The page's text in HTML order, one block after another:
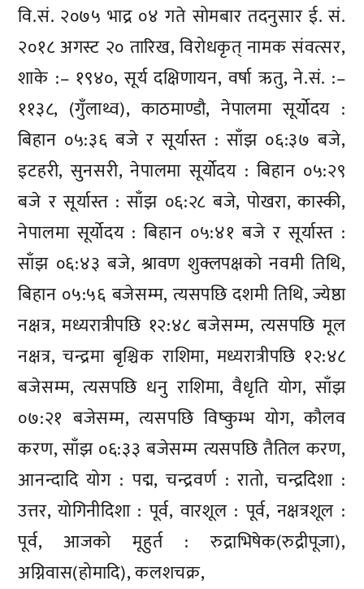
वि.सं. २०७५ भाद्र ०४ गते सोमबार तदनुसार ई. सं.
२०१८ अगस्ट २० तारिख, विरोधकृत् नामक संवत्सर,
शाके :– १९४०, सूर्य दक्षिणायन, वर्षा ऋतु, ने.सं. :–
११३८, (गुँलाथ्व), काठमाण्डौ, नेपालमा सूर्योदय :
बिहान ०५:३६ बजे र सूर्यास्त : साँझ ०६:३७ बजे,
इटहरी, सुनसरी, नेपालमा सूर्योदय : बिहान ०५:२९
बजे र सूर्यास्त : साँझ ०६:२८ बजे, पोखरा, कास्की,
नेपालमा सूर्योदय : बिहान ०५:४१ बजे र सूर्यास्त :
साँझ ०६:४३ बजे, श्रावण शुक्लपक्षको नवमी तिथि,
बिहान ०५:५६ बजेसम्म, त्यसपछि दशमी तिथि, ज्येष्ठा
नक्षत्र, मध्यरात्रीपछि १२:४८ बजेसम्म, त्यसपछि मूल
नक्षत्र, चन्द्रमा बृश्चिक राशिमा, मध्यरात्रीपछि १२:४८
बजेसम्म, त्यसपछि धनु राशिमा, वैधृति योग, साँझ
०७:२१ बजेसम्म, त्यसपछि विष्कुम्भ योग, कौलव
करण, साँझ ०६:३३ बजेसम्म त्यसपछि तैतिल करण,
आनन्दादि योग : पद्म, चन्द्रवर्ण : रातो, चन्द्रदिशा :
उत्तर, योगिनीदिशा : पूर्व, वारशूल : पूर्व, नक्षत्रशूल :
पूर्व, आजको मूहुर्त : रुद्राभिषेक(रुद्रीपूजा),
अग्निवास(होमादि), कलशचक्र,